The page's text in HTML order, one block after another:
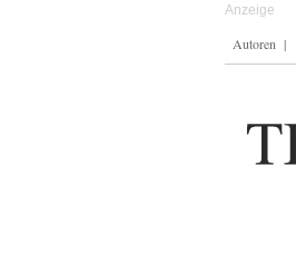
Autoren